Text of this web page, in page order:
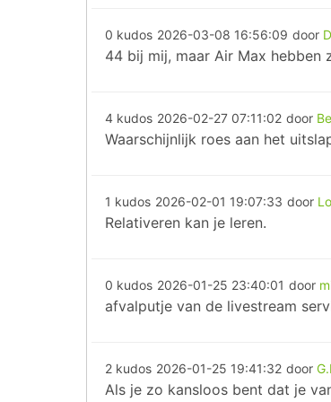
0 kudos 2026-03-08 16:56:09 door
44 bij mij, maar Air Max hebben
4 kudos 2026-02-27 07:11:02 door
Waarschijnlijk roes aan het
1 kudos 2026-02-01 19:07:33 door
Relativeren kan je leren.
0 kudos 2026-01-25 23:40:01 door
afvalputje van de livestream
2 kudos 2026-01-25 19:41:32 door
Als je zo kansloos bent dat je